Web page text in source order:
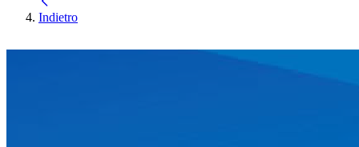
Indietro